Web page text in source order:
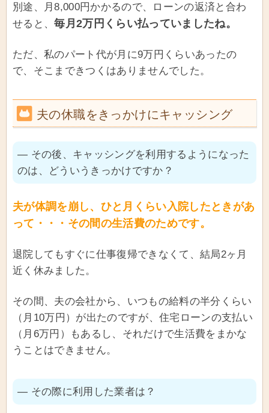
別途、月8,000円かかるので、ローンの返済と合わ
せると、毎月2万円くらい払っていましたね。
ただ、私のパート代が月に9万円くらいあったの
で、そこまできつくはありませんでした。
夫の休職をきっかけにキャッシング
― その後、キャッシングを利用するようになった
のは、どういうきっかけですか？
夫が体調を崩し、ひと月くらい入院したときがあ
って・・・その間の生活費のためです。
退院してもすぐに仕事復帰できなくて、結局2ヶ月
近く休みました。
その間、夫の会社から、いつもの給料の半分くらい
（月10万円）が出たのですが、住宅ローンの支払い
（月6万円）もあるし、それだけで生活費をまかな
うことはできません。
― その際に利用した業者は？